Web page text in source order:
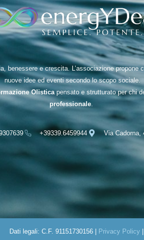
benessere e crescita. L’associazione
nuove idee ed eventi secondo lo scopo sociale.
Olistica pensato e strutturato per chi
professionale.
+39339.6459944 Via Cadorna,
Dati legali: C.F. 91151730156 | Privacy Policy |